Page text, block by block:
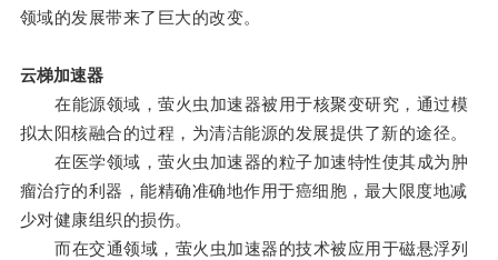
领域的发展带来了巨大的改变。
云梯加速器
在能源领域，萤火虫加速器被用于核聚变研究，通过模
拟太阳核融合的过程，为清洁能源的发展提供了新的途径。
在医学领域，萤火虫加速器的粒子加速特性使其成为肿
瘤治疗的利器，能精确准确地作用于癌细胞，最大限度地减
少对健康组织的损伤。
而在交通领域，萤火虫加速器的技术被应用于磁悬浮列